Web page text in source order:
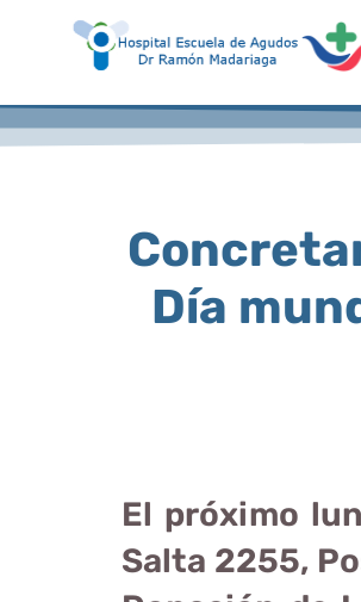
Día
El próximo
Salta 2255,